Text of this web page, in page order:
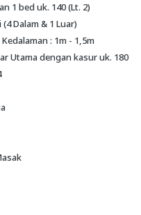
1 bed uk. 140 (Lt. 2)
Dalam & 1 Luar)
: 1m - 1,5m
Utama dengan kasur uk. 180